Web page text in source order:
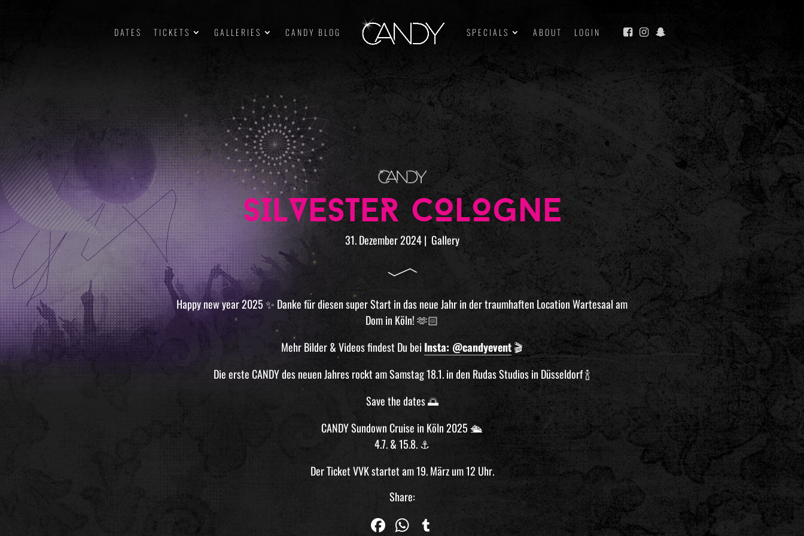
DATES TICKETS GALLERIES CANDY BLOG SPECIALS ABOUT LOGIN
SILVESTER COLOGNE
31. Dezember 2024| Gallery
Happy new year 2025 ✨ Danke für diesen super Start in das neue Jahr in der traumhaften Location Wartesaal am
Dom in Köln! 🫶🏻
Mehr Bilder & Videos findest Du bei Insta: @candyevent🎬
Die erste CANDY des neuen Jahres rockt am Samstag 18.1. in den Rudas Studios in Düsseldorf 🍾
Save the dates 🌅
CANDY Sundown Cruise in Köln 2025 🛳️
4.7. & 15.8. ⚓️
Der Ticket VVK startet am 19. März um 12 Uhr.
Share:
Fa W